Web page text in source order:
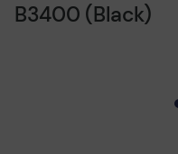
B3400 (Black)